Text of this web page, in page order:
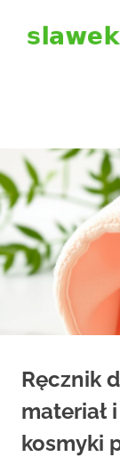
Ręcznik
materiał
kosmyki